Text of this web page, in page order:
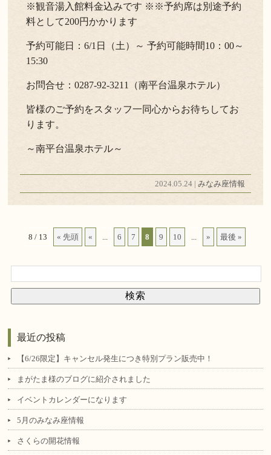
※観音湯入館料金込みです ※※予約席は別途予約
料として200円かかります
予約可能日：6/1日（土）～ 予約可能時間10：00～
15:30
お問合せ：0287-92-3211（南平台温泉ホテル）
皆様のご予約をスタッフ一同心からお待ちしてお
ります。
～南平台温泉ホテル～
2024.05.24 | みなみ座情報
8 / 13 « 先頭 « 6 7 8 9 10 » 最後 »
最近の投稿
【6/26限定】キャンセル発生につき特別プラン販売中！
まがたま様のブログに紹介されました
イベントカレンダーになります
5月のみなみ座情報
さくらの開花情報